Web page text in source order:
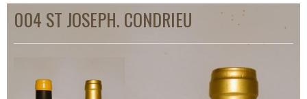
004 ST JOSEPH. CONDRIEU